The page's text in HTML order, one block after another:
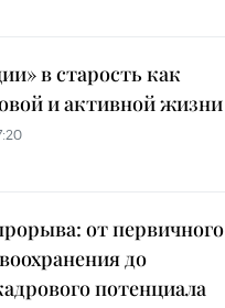
в старость как
и активной жизни
от первичного
до
потенциала